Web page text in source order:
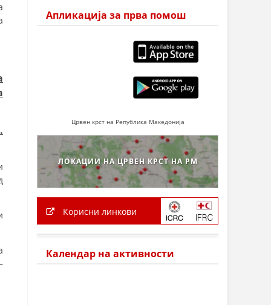
Апликација за прва помош
Црвен крст на Република Македонија
ЛОКАЦИИ НА ЦРВЕН КРСТ НА РМ
Корисни линкови
Календар на активности